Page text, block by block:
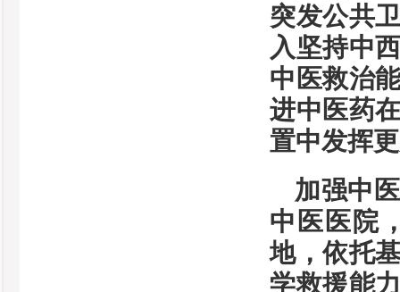
突发公共
入坚持中
中医救治
进中医药
置中发挥
加强中
中医医院
地，依托
学救援能